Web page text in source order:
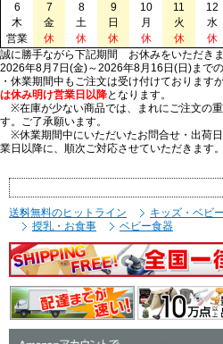
6
7 8 9 10 11 12
木
金 土 日 月 火 水
営業
休 休 休 休 休 休
誠に勝手ながら下記期間 お休みをいただきま
2026年8月7日(金)～2026年8月16日(日)まで
・休業期間中もご注文は受け付けております
は休み明け営業日以降となります。
※在庫が少ない商品では、まれにご注文の
す。ご了承願います。
※休業期間中にいただいたお問合せ・出荷
業日以降に、順次ご対応させていただきます。
送料無料のヒットライン キッズ・ベビ
授乳・お食事
ベビー食器